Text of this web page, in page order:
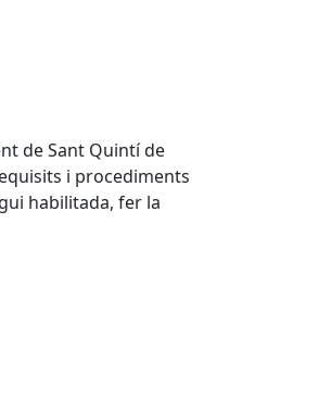
de Sant Quintí de
i procediments
habilitada, fer la